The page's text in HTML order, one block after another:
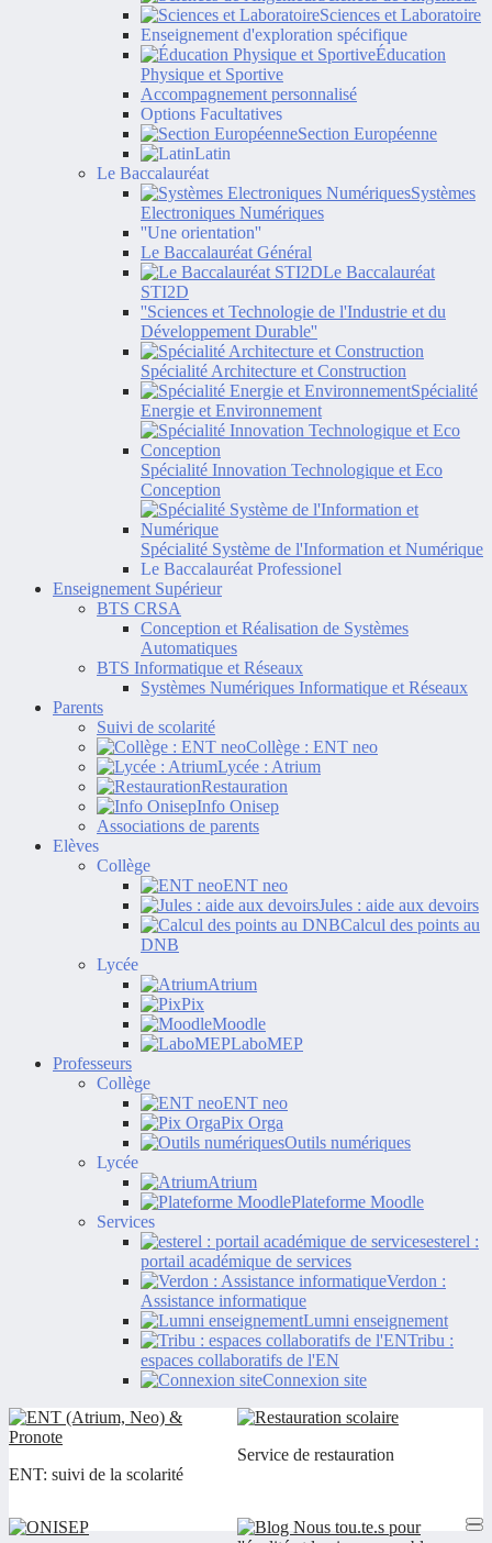
Sciences et Laboratoire
Enseignement d'exploration spécifique
Éducation
Physique et Sportive
Accompagnement personnalisé
Options Facultatives
Section Européenne
Latin
Le Baccalauréat
Systèmes
Electroniques Numériques
''Une orientation''
Le Baccalauréat Général
Le Baccalauréat
STI2D
''Sciences et Technologie de l'Industrie et du
Développement Durable''
Spécialité Architecture et Construction
Spécialité
Energie et Environnement
Spécialité Innovation Technologique et Eco
Conception
Spécialité Système de l'Information et Numérique
Le Baccalauréat Professionel
Enseignement Supérieur
BTS CRSA
Conception et Réalisation de Systèmes
Automatiques
BTS Informatique et Réseaux
Systèmes Numériques Informatique et Réseaux
Parents
Suivi de scolarité
Collège : ENT neo
Lycée : Atrium
Restauration
Info Onisep
Associations de parents
Elèves
Collège
ENT neo
Jules : aide aux devoirs
Calcul des points au
DNB
Lycée
Atrium
Pix
Moodle
LaboMEP
Professeurs
Collège
ENT neo
Pix Orga
Outils numériques
Lycée
Atrium
Plateforme Moodle
Services
esterel :
portail académique de services
Verdon :
Assistance informatique
Lumni enseignement
Tribu :
espaces collaboratifs de l'EN
Connexion site
ENT: suivi de la scolarité
Service de restauration